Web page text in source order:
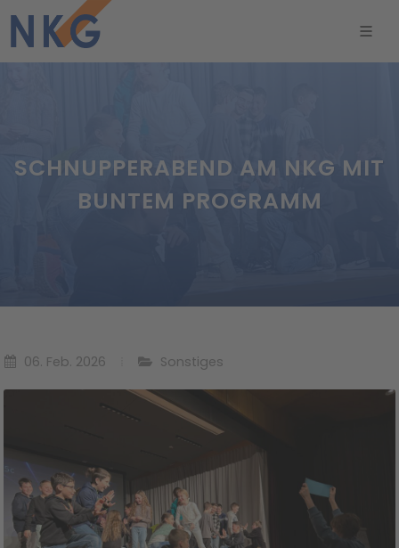
SCHNUPPERABEND AM NKG MIT
BUNTEM PROGRAMM
06. Feb. 2026 Sonstiges